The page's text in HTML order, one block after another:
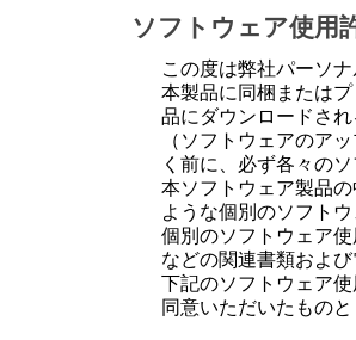
ソフトウェア使用
この度は弊社パーソ
本製品に同梱または
品にダウンロードさ
（ソフトウェアのア
く前に、必ず各々の
本ソフトウェア製品
ような個別のソフト
個別のソフトウェア
などの関連書類およ
下記のソフトウェア
同意いただいたものと